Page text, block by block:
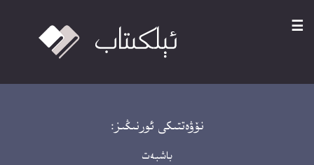
☰
نۆۋەتتىكى ئورنىڭىز:
باشبەت